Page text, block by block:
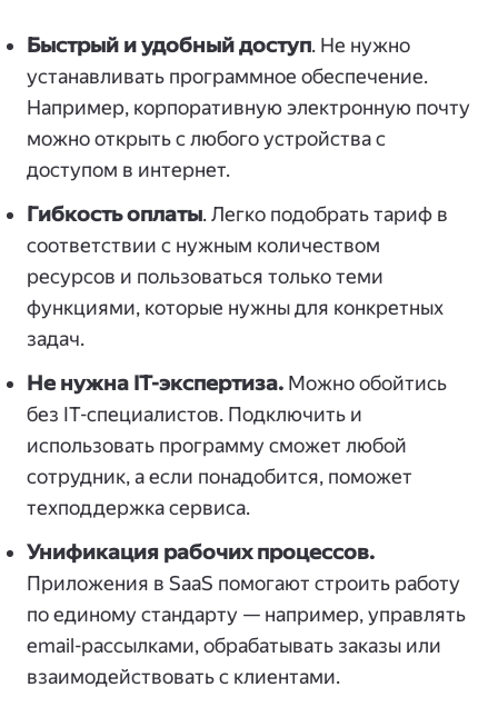
Быстрый и удобный доступ. Не нужно
устанавливать программное обеспечение.
Например, корпоративную электронную почту
можно открыть с любого устройства с
доступом в интернет.
Гибкость оплаты. Легко подобрать тариф в
соответствии с нужным количеством
ресурсов и пользоваться только теми
функциями, которые нужны для конкретных
задач.
Не нужна IT-экспертиза. Можно обойтись
без IT-специалистов. Подключить и
использовать программу сможет любой
сотрудник, а если понадобится, поможет
техподдержка сервиса.
Унификация рабочих процессов.
Приложения в SaaS помогают строить работу
по единому стандарту — например, управлять
email-рассылками, обрабатывать заказы или
взаимодействовать с клиентами.